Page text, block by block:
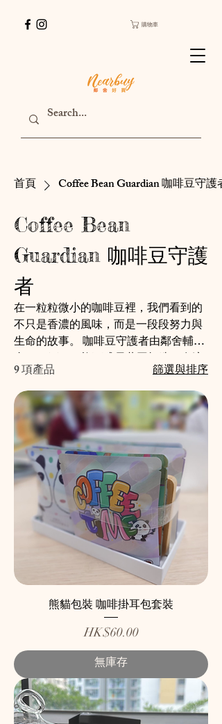
購物車
首頁 Coffee Bean Guardian 咖啡豆守護者
Coffee Bean
Guardian 咖啡豆守護
者
在一粒粒微小的咖啡豆裡，我們看到的
不只是香濃的風味，而是一段段努力與
生命的故事。 咖啡豆守護者由鄰舍輔導
會（NAAC）旗下成員共同打造。在這
裡，每一位學員不只是一名學習者，更
是一位「守護者」——守護品質、守護
專業、守護一份屬於自己的尊嚴。從挑
豆、研磨、秤重，到滴掛咖啡包的製
作，每一個細節都由他們親手完成，專
注而細緻。 我們相信，細小的咖啡豆，
也能成就巨大的力量。就像我們的成員
一樣，他們或許曾被社會低估，但正因
為投入與堅持，才讓每一包咖啡都承載
著希望與驕傲。 當你沖泡一杯咖啡，不
只是享受香氣與味道，更是在參與一場
「共融」與「支持」的旅程。這杯咖
啡，讓你與我們一同守護社區的溫度。
Coffee Bean Guardian —— 不只是一杯咖
啡，而是一份心意，一個社區的力量。
9 項產品 篩選與排序
熊貓包裝 咖啡掛耳包套裝
價格
HK$60.00
無庫存